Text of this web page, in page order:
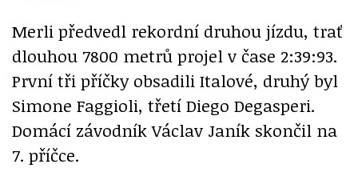
Merli předvedl rekordní druhou jízdu, trať
dlouhou 7800 metrů projel v čase 2:39:93.
První tři příčky obsadili Italové, druhý byl
Simone Faggioli, třetí Diego Degasperi.
Domácí závodník Václav Janík skončil na
7. příčce.